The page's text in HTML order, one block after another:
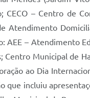
CECO – Centro de
Atendimento
AEE – Atendimento
Centro Municipal de
ao Dia
que incluiu